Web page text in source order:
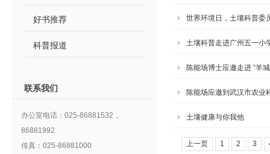
好书推荐
科普报道
联系我们
办公室电话：025-86881532，
86881992
传真：025-86881000
世界环境日，土壤科普委
土壤科普走进广州五一小
陈能场博士应邀走进 “羊
陈能场应邀到武汉市农业
土壤健康与你我他
上一页 1 2 3